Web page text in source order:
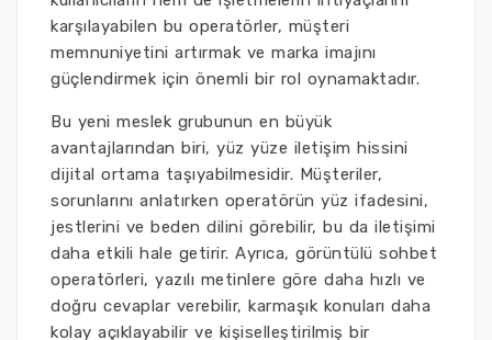
karşılayabilen bu operatörler, müşteri
memnuniyetini artırmak ve marka imajını
güçlendirmek için önemli bir rol oynamaktadır.
Bu yeni meslek grubunun en büyük
avantajlarından biri, yüz yüze iletişim hissini
dijital ortama taşıyabilmesidir. Müşteriler,
sorunlarını anlatırken operatörün yüz ifadesini,
jestlerini ve beden dilini görebilir, bu da iletişimi
daha etkili hale getirir. Ayrıca, görüntülü sohbet
operatörleri, yazılı metinlere göre daha hızlı ve
doğru cevaplar verebilir, karmaşık konuları daha
kolay açıklayabilir ve kişiselleştirilmiş bir